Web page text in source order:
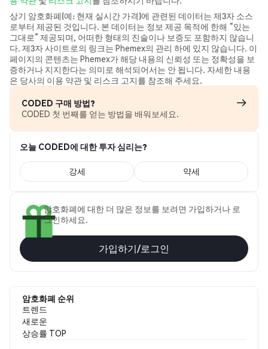
상기 암호화폐(예: 현재 실시간 가격)에 관련된 데이터는 제3자 소스
로부터 제공된 것입니다. 본 데이터는 정보 제공 목적에 한해 “있는
그대로” 제공되며, 어떠한 형태의 진술이나 보증도 포함하지 않습니
다. 제3자 사이트로의 링크는 Phemex의 관리 하에 있지 않습니다. 이
페이지의 콘텐츠는 Phemex가 해당 내용의 신뢰성 또는 정확성을 보
증하거나 지지한다는 의미로 해석되어서는 안 됩니다. 자세한 내용
은 당사의 이용 약관 및 리스크 고지를 참조해 주세요.
CODED 구매 방법?
CODED 첫 번째를 얻는 방법을 배워보세요.
오늘 CODED에 대한 투자 심리는?
강세 약세
암호화폐에 대한 더 많은 정보를 보려면 가입하거나 로
그인하세요.
가입하기/로그인
암호화폐 순위
트렌드
새로운
상승률 TOP